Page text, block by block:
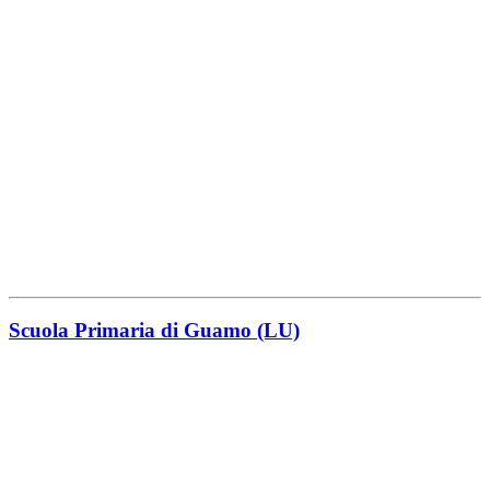
Scuola Primaria di Guamo (LU)